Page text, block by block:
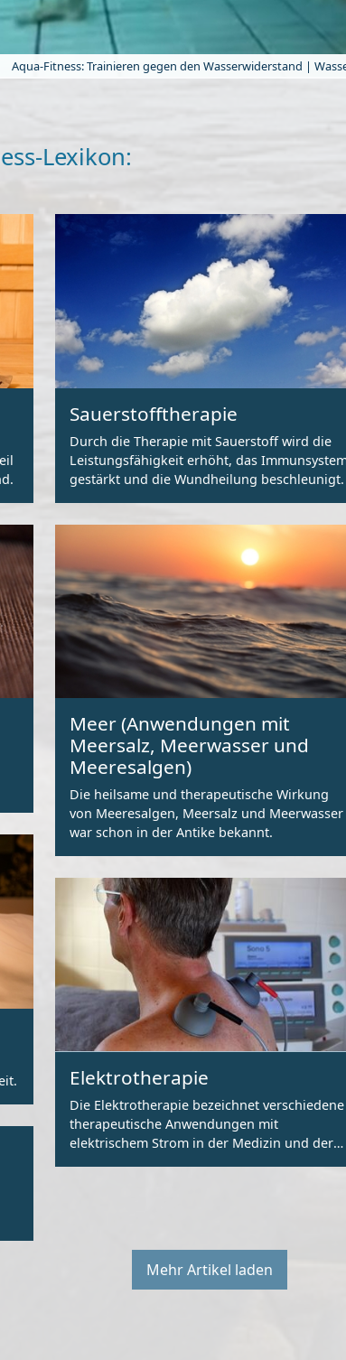
Aqua-Fitness: Trainieren gegen den Wasserwiderstand |
Lexikon:
Sauerstofftherapie
Durch die Therapie mit Sauerstoff wird die
Leistungsfähigkeit erhöht, das
gestärkt und die Wundheilung beschleunigt.
Meer (Anwendungen mit
Meersalz, Meerwasser und
Meeresalgen)
Die heilsame und therapeutische Wirkung
von Meeresalgen, Meersalz und Meerwasser
war schon in der Antike bekannt.
Elektrotherapie
Die Elektrotherapie bezeichnet verschiedene
therapeutische Anwendungen mit
elektrischem Strom in der Medizin und der
Mehr Artikel laden